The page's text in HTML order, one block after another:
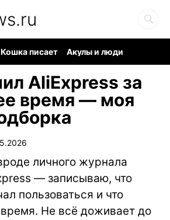
Кошка писает
Акулы и люди
AliExpress за
время — моя
личного журнала
— записываю, что
пользоваться и что
Не всё доживает до